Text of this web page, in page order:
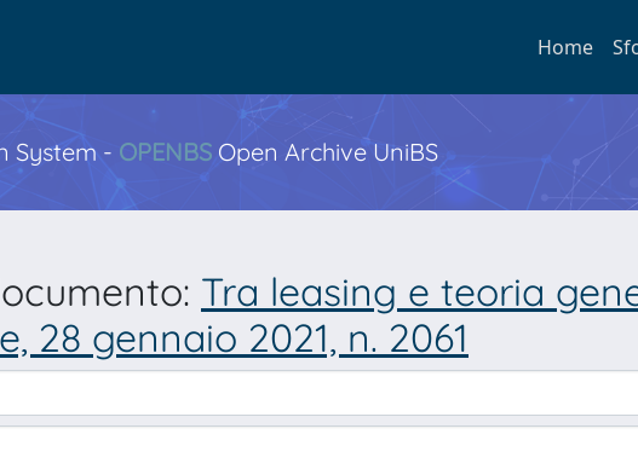
Home
System - OPENBS Open Archive UniBS
Tra leasing e teoria
28 gennaio 2021, n. 2061